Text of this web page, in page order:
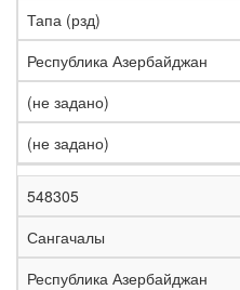
Тапа (рзд)
Республика Азербайджан
(не задано)
(не задано)
548305
Сангачалы
Республика Азербайджан